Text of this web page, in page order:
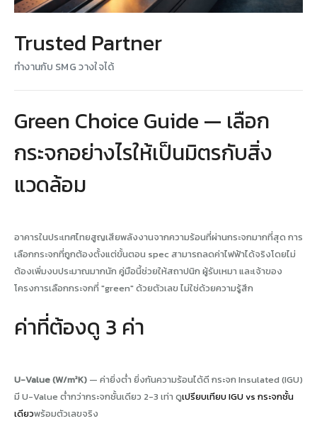
Trusted Partner
ทำงานกับ SMG วางใจได้
Green Choice Guide — เลือก
กระจกอย่างไรให้เป็นมิตรกับสิ่ง
แวดล้อม
อาคารในประเทศไทยสูญเสียพลังงานจากความร้อนที่ผ่านกระจกมากที่สุด การ
เลือกกระจกที่ถูกต้องตั้งแต่ขั้นตอน spec สามารถลดค่าไฟฟ้าได้จริงโดยไม่
ต้องเพิ่มงบประมาณมากนัก คู่มือนี้ช่วยให้สถาปนิก ผู้รับเหมา และเจ้าของ
โครงการเลือกกระจกที่ "green" ด้วยตัวเลข ไม่ใช่ด้วยความรู้สึก
ค่าที่ต้องดู 3 ค่า
U-Value (W/m²K) — ค่ายิ่งต่ำ ยิ่งกันความร้อนได้ดี กระจก Insulated (IGU)
มี U-Value ต่ำกว่ากระจกชั้นเดียว 2-3 เท่า ดูเปรียบเทียบ IGU vs กระจกชั้น
เดียวพร้อมตัวเลขจริง